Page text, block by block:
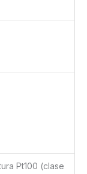
Pt100 (clase